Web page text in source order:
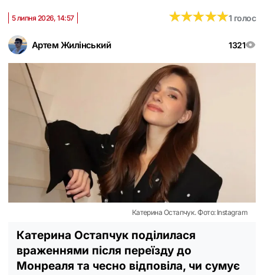
Артем Жилінський 1321
5 липня 2026, 14:57 ★★★★★
★★★★★1 голос
Катерина Остапчук. Фото: Instagram
Катерина Остапчук поділилася
враженнями після переїзду до
Монреаля та чесно відповіла, чи сумує